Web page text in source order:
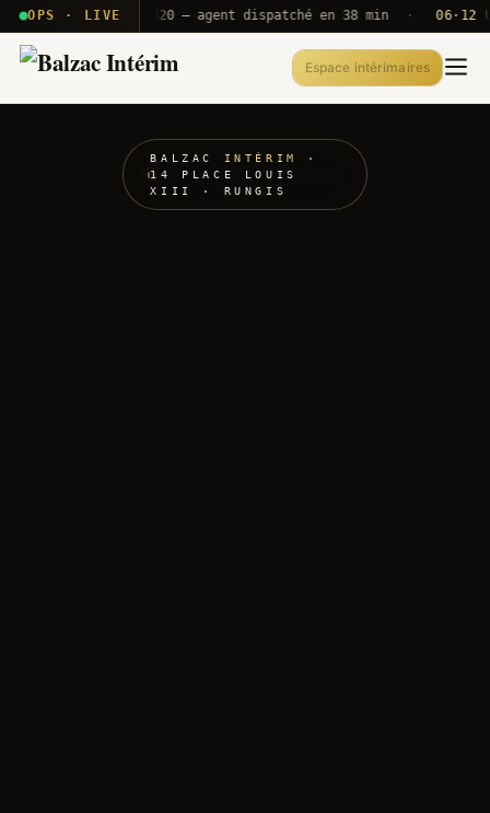
OPS · LIVE
T2E · B71 Push A320 — agent dispatché en 38 min · 06·12 UTC
Espace intérimaires
BALZAC INTÉRIM
·
14 PLACE LOUIS
XIII · RUNGIS